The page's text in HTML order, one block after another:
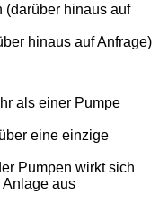
(darüber hinaus auf
hinaus auf Anfrage)
als einer Pumpe
eine einzige
Pumpen wirkt sich
Anlage aus